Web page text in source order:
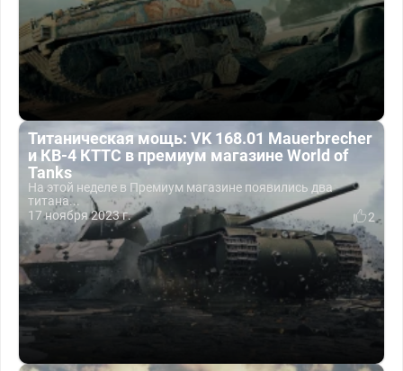
Титаническая мощь: VK 168.01 Mauerbrecher
и КВ-4 КТТС в премиум магазине World of
Tanks
На этой неделе в Премиум магазине появились два
титана...
17 ноября 2023 г.
2